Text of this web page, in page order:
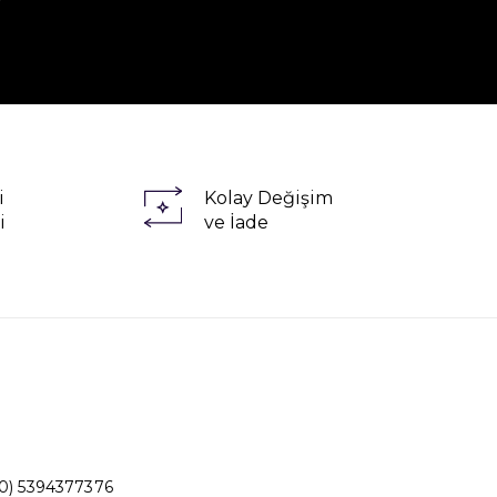
Kolay Değişim
ve İade
5394377376